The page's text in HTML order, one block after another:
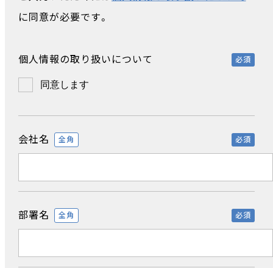
に同意が必要です。
個人情報の取り扱いについて 必須
同意します
会社名 必須
全角
部署名 必須
全角